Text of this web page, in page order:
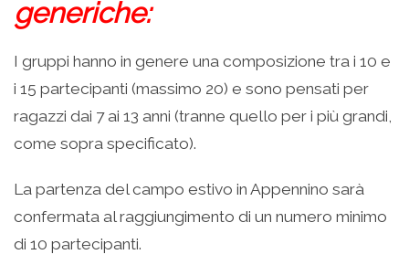
generiche:
I gruppi hanno in genere una composizione tra i 10 e
i 15 partecipanti (massimo 20) e sono pensati per
ragazzi dai 7 ai 13 anni (tranne quello per i più grandi,
come sopra specificato).
La partenza del campo estivo in Appennino sarà
confermata al raggiungimento di un numero minimo
di 10 partecipanti.